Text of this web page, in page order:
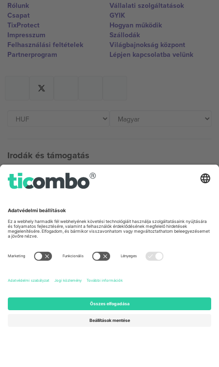
Rólunk
Csapat
TixProtect
Impresszum
Felhasználási feltételek
Partnerprogram
Vállalati szolgáltatások
GYIK
Hogyan működik
Szállodák
Világbajnokság központ
Lépjen kapcsolatba velünk
Irodák és támogatás
Germany
Unter den Linden 24, 10117
United States
Newark, Delaware 19713, United
Switzerland
Engelberg, Switzerland
Regus Sofia City West, bul
Totleben 53-55, 1606 Sofia,
UAE Dubai Silicon Oasis, DDP
Building A1, Office 302, Dubai,
United Arab Emirates